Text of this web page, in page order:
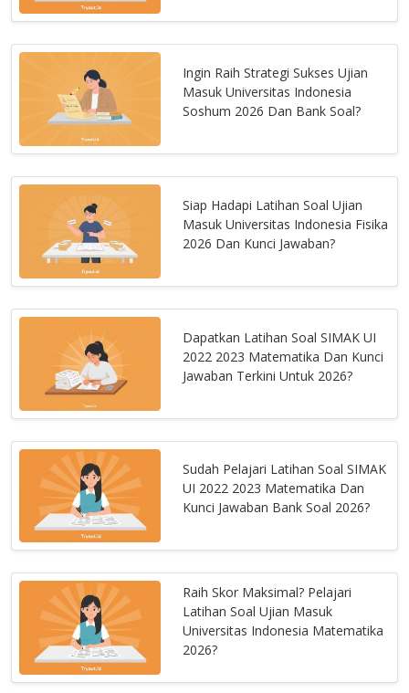
Ingin Raih Strategi Sukses Ujian
Masuk Universitas Indonesia
Soshum 2026 Dan Bank Soal?
Siap Hadapi Latihan Soal Ujian
Masuk Universitas Indonesia Fisika
2026 Dan Kunci Jawaban?
Dapatkan Latihan Soal SIMAK UI
2022 2023 Matematika Dan Kunci
Jawaban Terkini Untuk 2026?
Sudah Pelajari Latihan Soal SIMAK
UI 2022 2023 Matematika Dan
Kunci Jawaban Bank Soal 2026?
Raih Skor Maksimal? Pelajari
Latihan Soal Ujian Masuk
Universitas Indonesia Matematika
2026?